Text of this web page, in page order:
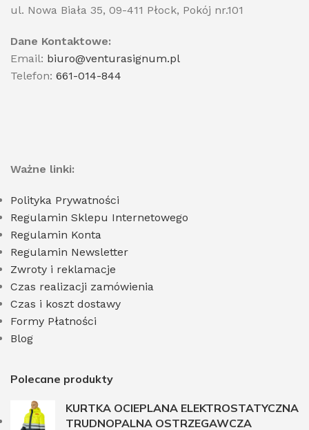
ul. Nowa Biała 35, 09-411 Płock, Pokój nr.101
Dane Kontaktowe:
Email: biuro@venturasignum.pl
Telefon: 661-014-844
Ważne linki:
Polityka Prywatności
Regulamin Sklepu Internetowego
Regulamin Konta
Regulamin Newsletter
Zwroty i reklamacje
Czas realizacji zamówienia
Czas i koszt dostawy
Formy Płatności
Blog
Polecane produkty
KURTKA OCIEPLANA ELEKTROSTATYCZNA
TRUDNOPALNA OSTRZEGAWCZA